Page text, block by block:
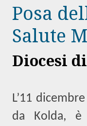
Posa
Salute
Diocesi
L’11
da Kolda, è